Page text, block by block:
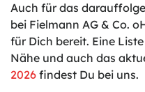
Auch für das
bei Fielmann AG & Co.
für Dich bereit. Eine
Nähe und auch das
2026 findest Du bei uns.